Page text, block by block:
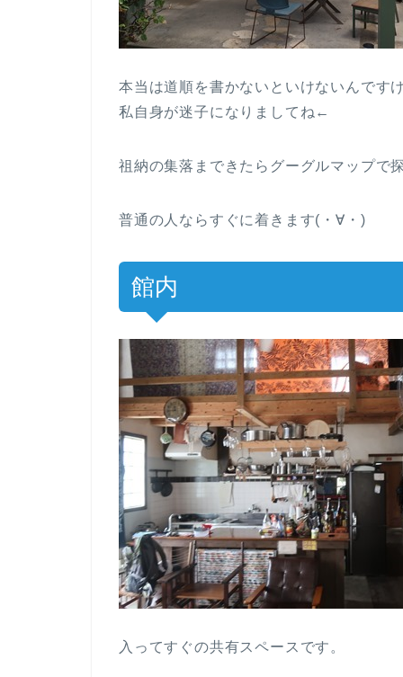
本当は道順を書かないといけないんです
私自身が迷子になりましてね←
祖納の集落まできたらグーグルマップで
普通の人ならすぐに着きます(・∀・)
館内
入ってすぐの共有スペースです。